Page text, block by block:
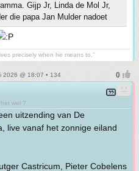
Gijp Jr, Linda de Mol Jr,
die papa Jan Mulder nadoet
precisely when he means to.”
2026 @ 18:07 • 134
wel ?
uitzending van De
live vanaf het zonnige eiland
Castricum, Pieter Cobelens